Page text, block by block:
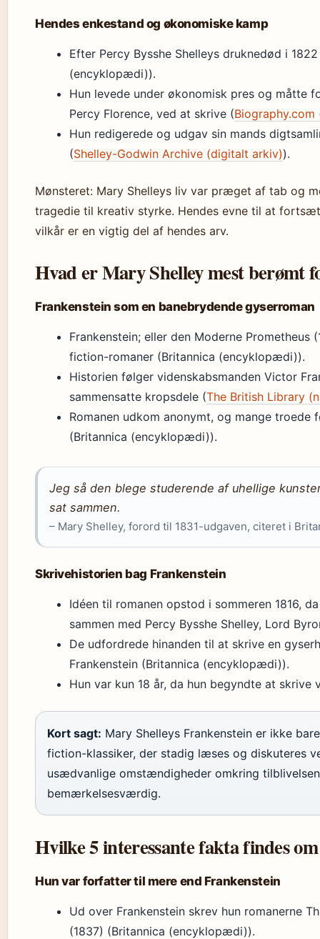
Hendes enkestand og økonomiske kamp
Efter Percy Bysshe Shelleys druknedød i
(encyklopædi)).
Hun levede under økonomisk pres og måtte
Percy Florence, ved at skrive (
Hun redigerede og udgav sin mands
(Shelley-Godwin Archive (digitalt arkiv)).
Mønsteret: Mary Shelleys liv var præget af tab og
tragedie til kreativ styrke. Hendes evne til at
vilkår er en vigtig del af hendes arv.
Hvad er Mary Shelley mest berømt
Frankenstein som en banebrydende gyserroman
Frankenstein; eller den Moderne
fiction-romaner (Britannica (encyklopædi)).
Historien følger videnskabsmanden Victor
sammensatte kropsdele (The British Library
Romanen udkom anonymt, og mange troede
(Britannica (encyklopædi)).
Jeg så den blege studerende af uhellige
sat sammen.
– Mary Shelley, forord til 1831-udgaven, citeret i
Skrivehistorien bag Frankenstein
Idéen til romanen opstod i sommeren 1816,
sammen med Percy Bysshe Shelley, Lord
De udfordrede hinanden til at skrive en
Frankenstein (Britannica (encyklopædi)).
Hun var kun 18 år, da hun begyndte at
Kort sagt: Mary Shelleys Frankenstein er ikke
fiction-klassiker, der stadig læses og diskuteres
usædvanlige omstændigheder omkring
bemærkelsesværdig.
Hvilke 5 interessante fakta findes
Hun var forfatter til mere end Frankenstein
Ud over Frankenstein skrev hun romanerne
(1837) (Britannica (encyklopædi)).